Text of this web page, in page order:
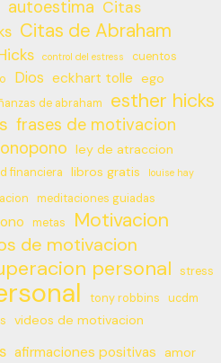
autoestima Citas
Citas de Abraham
control del estress cuentos
Dios eckhart tolle ego
de abraham esther hicks
frases de motivacion
ley de atraccion
financiera libros gratis louise hay
meditaciones guiadas
metas Motivacion
de motivacion
personal stress
tony robbins
ucdm
videos de motivacion
afirmaciones positivas
amor